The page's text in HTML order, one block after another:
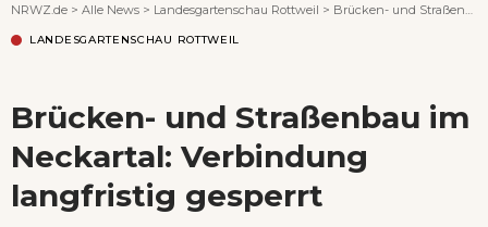
NRWZ.de > Alle News > Landesgartenschau Rottweil > Brücken- und Straßenbau im Neckartal: Verbindung langfristig gesperrt
LANDESGARTENSCHAU ROTTWEIL
Brücken- und Straßenbau im
Neckartal: Verbindung
langfristig gesperrt